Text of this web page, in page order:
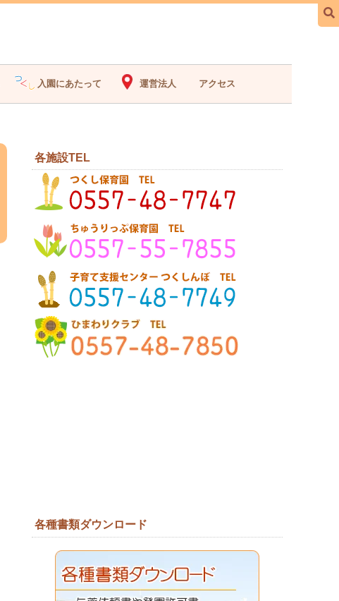
入園にあたって 運営法人 アクセス
各施設TEL
各種書類ダウンロード